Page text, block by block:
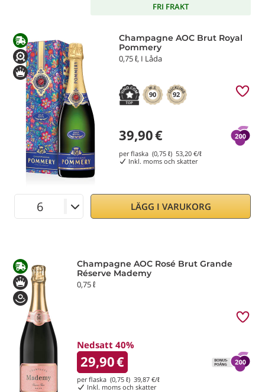
FRI FRAKT
Champagne AOC Brut Royal
Pommery
0,75 ℓ, I Låda
90 92
39,90€
per flaska (0,75 ℓ) 53,20€/ℓ
Inkl. moms och skatter
LÄGG I VARUKORG
Champagne AOC Rosé Brut Grande
Réserve Mademy
0,75 ℓ
Nedsatt 40%
29,90€
per flaska (0,75 ℓ) 39,87 €/ℓ
Inkl. moms och skatter